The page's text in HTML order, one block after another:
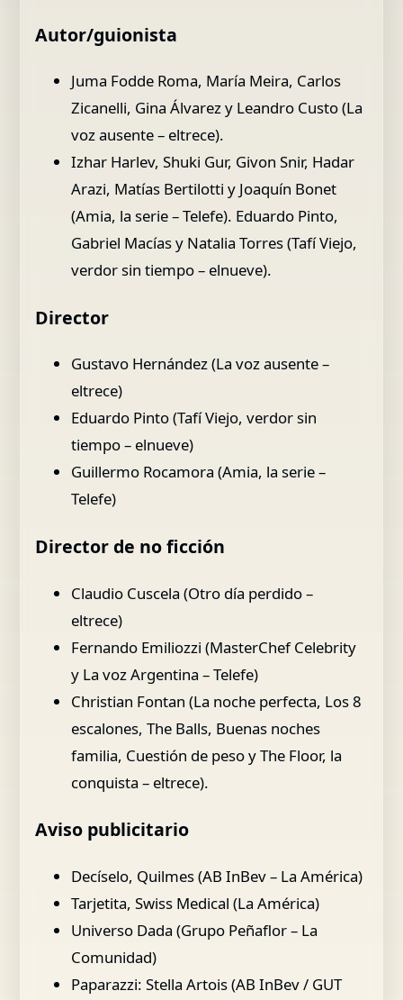
Autor/guionista
Juma Fodde Roma, María Meira, Carlos
Zicanelli, Gina Álvarez y Leandro Custo (La
voz ausente – eltrece).
Izhar Harlev, Shuki Gur, Givon Snir, Hadar
Arazi, Matías Bertilotti y Joaquín Bonet
(Amia, la serie – Telefe). Eduardo Pinto,
Gabriel Macías y Natalia Torres (Tafí Viejo,
verdor sin tiempo – elnueve).
Director
Gustavo Hernández (La voz ausente –
eltrece)
Eduardo Pinto (Tafí Viejo, verdor sin
tiempo – elnueve)
Guillermo Rocamora (Amia, la serie –
Telefe)
Director de no ficción
Claudio Cuscela (Otro día perdido –
eltrece)
Fernando Emiliozzi (MasterChef Celebrity
y La voz Argentina – Telefe)
Christian Fontan (La noche perfecta, Los 8
escalones, The Balls, Buenas noches
familia, Cuestión de peso y The Floor, la
conquista – eltrece).
Aviso publicitario
Decíselo, Quilmes (AB InBev – La América)
Tarjetita, Swiss Medical (La América)
Universo Dada (Grupo Peñaflor – La
Comunidad)
Paparazzi: Stella Artois (AB InBev / GUT